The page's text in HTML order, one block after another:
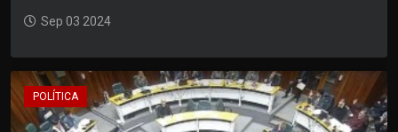
Sep 03 2024
POLÍTICA